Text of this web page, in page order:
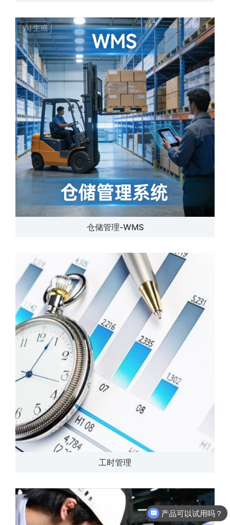
仓储管理-WMS
工时管理
产品可以试用吗？
软件有折扣吗？